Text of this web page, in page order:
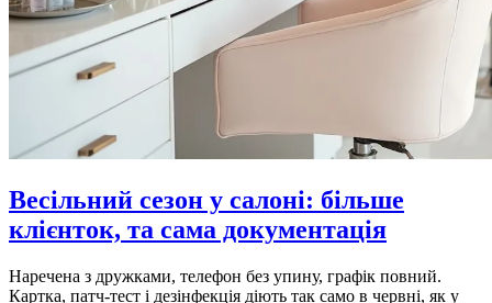
Весільний сезон у салоні: більше
клієнток, та сама документація
Наречена з дружками, телефон без упину, графік повний.
Картка, патч-тест і дезінфекція діють так само в червні, як у